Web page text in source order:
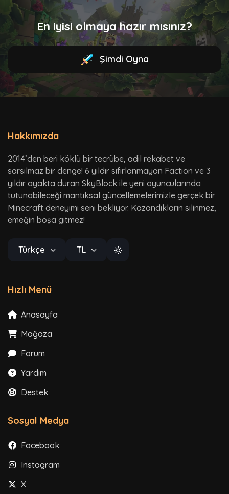
En iyisi olmaya hazır mısınız?
Şimdi Oyna
Hakkımızda
2014’den beri köklü bir tecrübe, adil rekabet ve
sarsılmaz bir denge! 6 yıldır sıfırlanmayan Faction ve 3
yıldır ayakta duran SkyBlock ile yeni oyuncularında
tutunabileceği mantıksal güncellemelerimizle gerçek bir
Minecraft deneyimi seni bekliyor. Kazandıkların silinmez,
emeğin boşa gitmez!
Türkçe TL
Hızlı Menü
Anasayfa
Mağaza
Forum
Yardım
Destek
Sosyal Medya
Facebook
Instagram
X